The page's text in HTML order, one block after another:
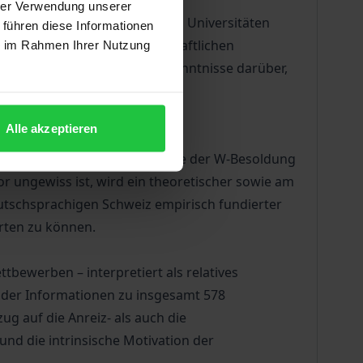
Verwendung unserer
diese Informationen
Rahmen Ihrer Nutzung
Alle akzeptieren
an deutschen Universitäten
aus Sicht des wissenschaftlichen
fundierte Kenntnisse darüber,
von
der Juniorprofessur sowie der W-Besoldung
ungewiss ist, wird ein theoretischer sowie am
Schweiz empirisch fundierter
zu können.
– interpretiert als relatives
Informationen zu insgesamt 578
auf die Anreiz- als auch die
die intrinsische Motivation der